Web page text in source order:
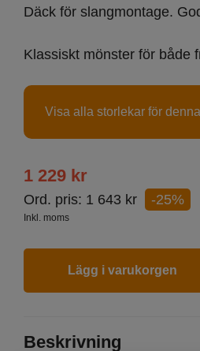
Däck för slangmontage.
Klassiskt mönster för både
Visa alla storlekar för
1 229 kr
Ord. pris: 1 643 kr -25%
Inkl. moms
Lägg i varukorgen
Beskrivning